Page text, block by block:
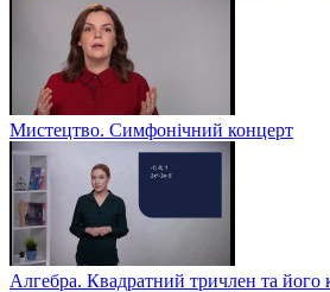
Мистецтво. Симфонічний концерт
Алгебра. Квадратний тричлен та його